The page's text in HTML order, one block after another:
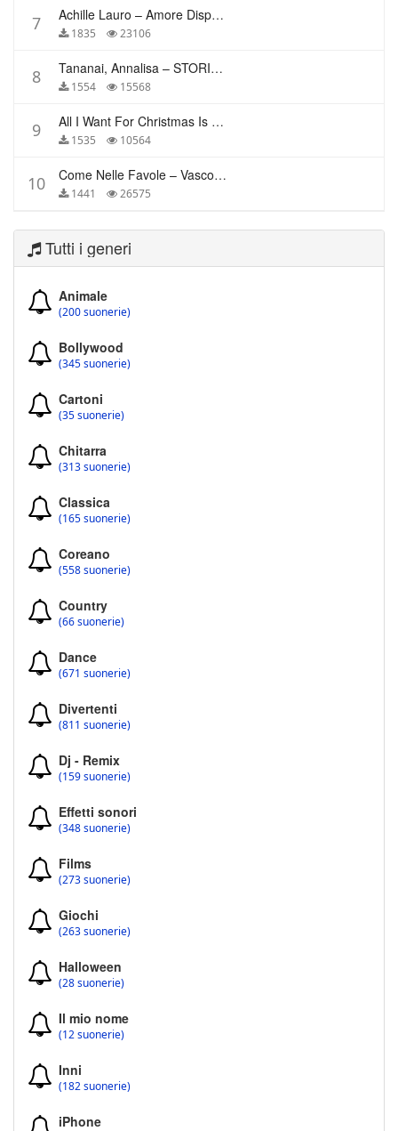
7 Achille Lauro – Amore Disperato
1835 23106
8 Tananai, Annalisa – STORIE BREVI
1554 15568
9 All I Want For Christmas Is You – Mariah Carey
1535 10564
10 Come Nelle Favole – Vasco Rossi
1441 26575
Tutti i generi
Animale
(200 suonerie)
Bollywood
(345 suonerie)
Cartoni
(35 suonerie)
Chitarra
(313 suonerie)
Classica
(165 suonerie)
Coreano
(558 suonerie)
Country
(66 suonerie)
Dance
(671 suonerie)
Divertenti
(811 suonerie)
Dj - Remix
(159 suonerie)
Effetti sonori
(348 suonerie)
Films
(273 suonerie)
Giochi
(263 suonerie)
Halloween
(28 suonerie)
Il mio nome
(12 suonerie)
Inni
(182 suonerie)
iPhone